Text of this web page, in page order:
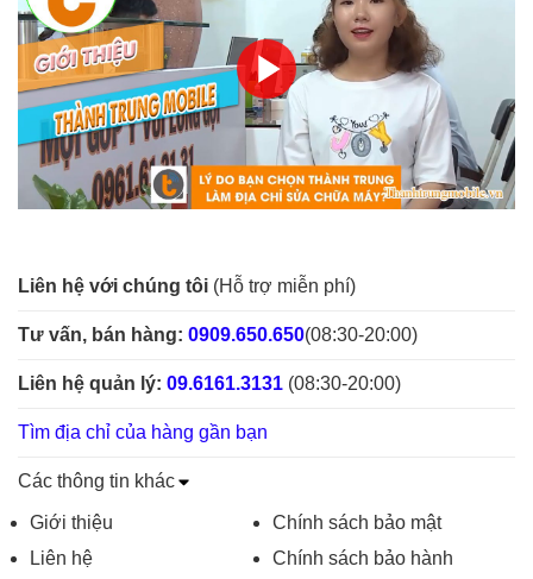
Liên hệ với chúng tôi (Hỗ trợ miễn phí)
Tư vấn, bán hàng: 0909.650.650(08:30-20:00)
Liên hệ quản lý: 09.6161.3131 (08:30-20:00)
Tìm địa chỉ của hàng gần bạn
Các thông tin khác
Giới thiệu
Liên hệ
Chính sách bảo mật
Chính sách bảo hành